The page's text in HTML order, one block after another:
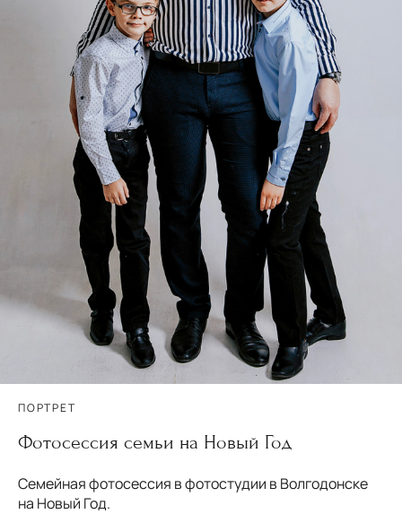
ПОРТРЕТ
Фотосессия семьи на Новый Год
Семейная фотосессия в фотостудии в Волгодонске
на Новый Год.